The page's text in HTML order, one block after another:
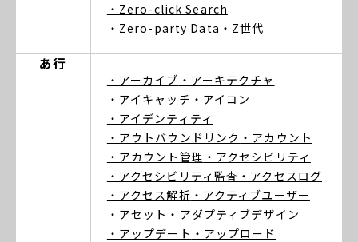
・Zero-click Search
・Zero-party Data ・Z世代
あ行
・アーカイブ ・アーキテクチャ
・アイキャッチ ・アイコン
・アイデンティティ
・アウトバウンドリンク ・アカウント
・アカウント管理 ・アクセシビリティ
・アクセシビリティ監査 ・アクセスログ
・アクセス解析 ・アクティブユーザー
・アセット ・アダプティブデザイン
・アップデート ・アップロード